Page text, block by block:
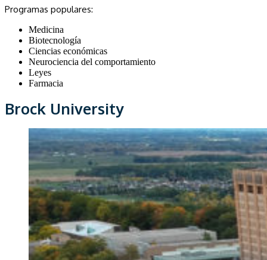
Programas populares:
Medicina
Biotecnología
Ciencias económicas
Neurociencia del comportamiento
Leyes
Farmacia
Brock University